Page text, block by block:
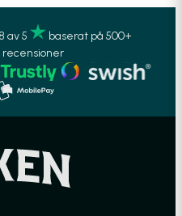
av 5
baserat på 500+
recensioner